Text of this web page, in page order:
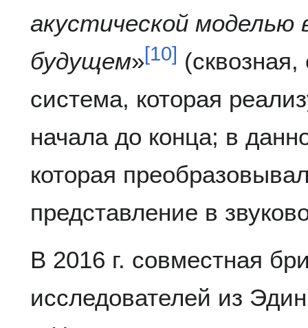
акустической
будущем»[10]
система, которая
начала до конца; в
которая
представление в
В 2016 г. совместная
исследователей из